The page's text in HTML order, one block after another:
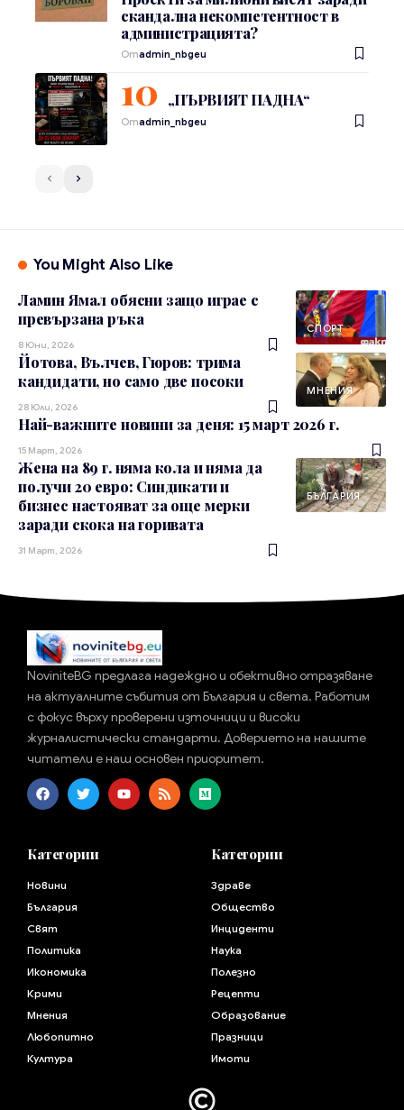
скандална некомпетентност в
администрацията?
Отadmin_nbgeu
„ПЪРВИЯТ ПАДНА“
Отadmin_nbgeu
You Might Also Like
СПОРТ
Ламин Ямал обясни защо играе с
превързана ръка
8 Юни, 2026
МНЕНИЯ
Йотова, Вълчев, Гюров: трима
кандидати, но само две посоки
28 Юли, 2026
Най-важните новини за деня: 15 март 2026 г.
15 Март, 2026
БЪЛГАРИЯ
Жена на 89 г. няма кола и няма да
получи 20 евро: Синдикати и
бизнес настояват за още мерки
заради скока на горивата
31 Март, 2026
NoviniteBG предлага надеждно и обективно отразяване
на актуалните събития от България и света. Работим
с фокус върху проверени източници и високи
журналистически стандарти. Доверието на нашите
читатели е наш основен приоритет.
Категории
Новини
България
Свят
Политика
Икономика
Крими
Мнения
Любопитно
Култура
Категории
Здраве
Общество
Инциденти
Наука
Полезно
Рецепти
Образование
Празници
Имоти